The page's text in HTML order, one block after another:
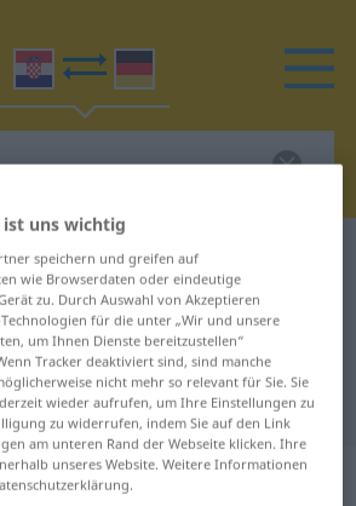
Wörterbuch obavijestiti
Übersetzung für
Deutsch Übersetzung
uns wichtig
speichern und greifen auf
wie Browserdaten oder eindeutige
zu. Durch Auswahl von Akzeptieren
für die unter „Wir und unsere
um Ihnen Dienste bereitzustellen“
Tracker deaktiviert sind, sind manche
nicht mehr so relevant für Sie. Sie
wieder aufrufen, um Ihre Einstellungen zu
zu widerrufen, indem Sie auf den Link
am unteren Rand der Webseite klicken. Ihre
unseres Website. Weitere Informationen